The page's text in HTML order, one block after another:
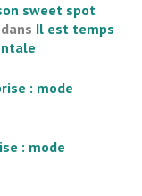
sweet spot
dans Il est temps
: mode
: mode